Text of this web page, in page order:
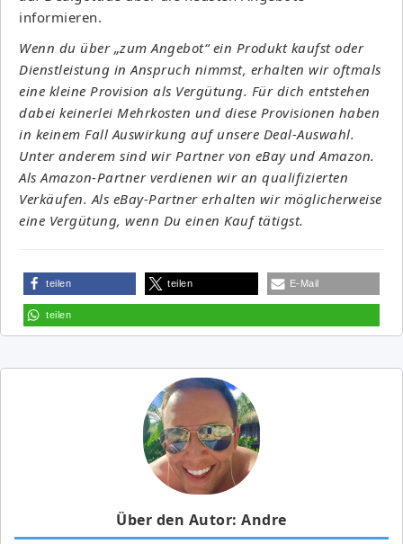
informieren.
Wenn du über „zum Angebot“ ein Produkt kaufst oder
Dienstleistung in Anspruch nimmst, erhalten wir oftmals
eine kleine Provision als Vergütung. Für dich entstehen
dabei keinerlei Mehrkosten und diese Provisionen haben
in keinem Fall Auswirkung auf unsere Deal-Auswahl.
Unter anderem sind wir Partner von eBay und Amazon.
Als Amazon-Partner verdienen wir an qualifizierten
Verkäufen. Als eBay-Partner erhalten wir möglicherweise
eine Vergütung, wenn Du einen Kauf tätigst.
teilen teilen E-Mail
teilen
Über den Autor: Andre